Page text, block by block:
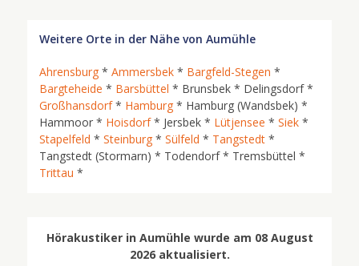
Weitere Orte in der Nähe von Aumühle
Ahrensburg * Ammersbek * Bargfeld-Stegen *
Bargteheide * Barsbüttel * Brunsbek * Delingsdorf *
Großhansdorf* Hamburg * Hamburg (Wandsbek) *
Hammoor * Hoisdorf* Jersbek * Lütjensee * Siek *
Stapelfeld * Steinburg * Sülfeld * Tangstedt *
Tangstedt (Stormarn) * Todendorf * Tremsbüttel *
Trittau *
Hörakustiker in Aumühle wurde am 08 August
2026 aktualisiert.